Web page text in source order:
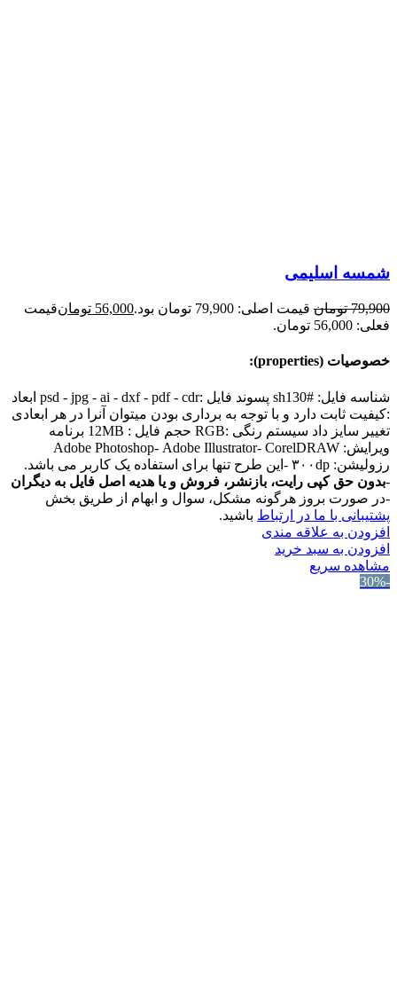
شمسه اسلیمی
79,900 تومان قیمت اصلی: 79,900 تومان بود. 56,000 تومانقیمت
فعلی: 56,000 تومان.
خصوصیات (properties):
شناسه فایل: #sh130 پسوند فایل :psd - jpg - ai - dxf - pdf - cdr ابعاد
:کیفیت ثابت دارد و با توجه به برداری بودن میتوان آنرا در هر ابعادی
تغییر سایز داد سیستم رنگی :RGB حجم فایل : 12MB برنامه
ویرایش: Adobe Photoshop- Adobe Illustrator- CorelDRAW
رزولیشن: ۳۰۰dp -این طرح تنها برای استفاده یک کاربر می باشد.
-بدون حق کپی رایت، بازنشر، فروش و یا هدیه اصل فایل به دیگران
-در صورت بروز هرگونه مشکل، سوال و ابهام از طریق بخش
پشتیبانی با ما در ارتباط باشید.
افزودن به علاقه مندی
افزودن به سبد خرید
مشاهده سریع
-30%